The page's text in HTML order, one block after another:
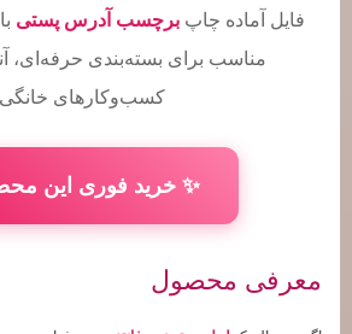
فایل آماده چاپبرچسب آدرس پستی
مناسب برای بسته‌بندی حرفه‌ای،
کسب‌وکارهای خانگی
✨ خرید فوری این
معرفی محصول